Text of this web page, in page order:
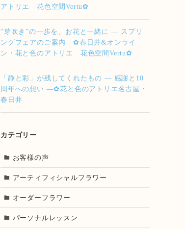
アトリエ 花色空間Vertu✿
“芽吹き”の一歩を、お花と一緒に — スプリ
ングフェアのご案内 ✿春日井&オンライ
ン・花と色のアトリエ 花色空間Vertu✿
「静と彩」が残してくれたもの ― 感謝と10
周年への想い ―✿花と色のアトリエ名古屋・
春日井
カテゴリー
お客様の声
アーティフィシャルフラワー
オーダーフラワー
パーソナルレッスン